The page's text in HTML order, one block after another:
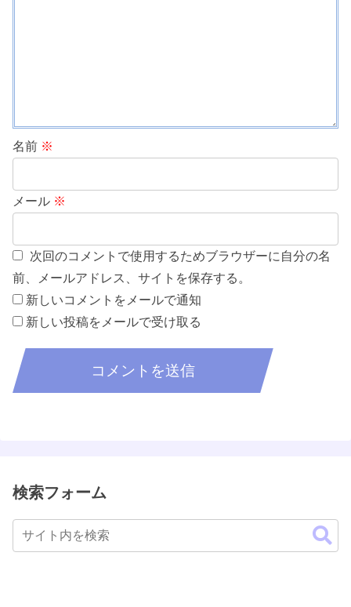
名前 ※
メール ※
次回のコメントで使用するためブラウザーに自分の名
前、メールアドレス、サイトを保存する。
新しいコメントをメールで通知
新しい投稿をメールで受け取る
検索フォーム